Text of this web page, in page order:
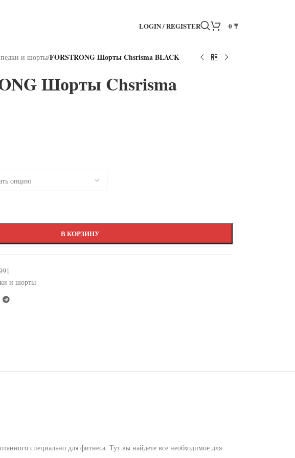
LOGIN / REGISTER 0 ₸
и шорты/FORSTRONG Шорты Chsrisma BLACK
Шорты Chsrisma
В КОРЗИНУ
и шорты
специально для фитнеса. Тут вы найдете все необходимое для